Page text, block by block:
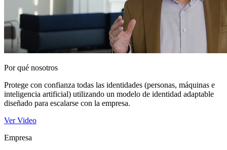
Por qué nosotros
Protege con confianza todas las identidades (personas, máquinas e
inteligencia artificial) utilizando un modelo de identidad adaptable
diseñado para escalarse con la empresa.
Ver Video
Empresa